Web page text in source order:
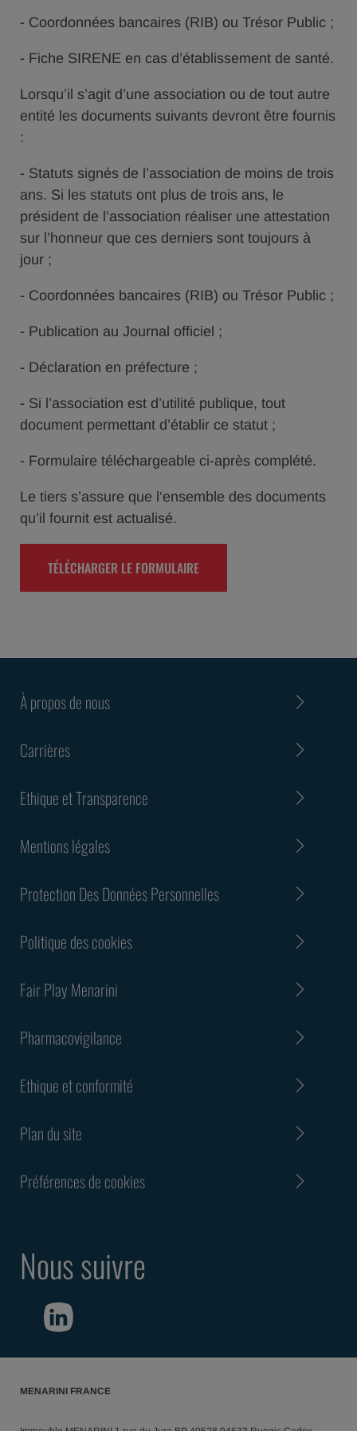
- Coordonnées bancaires (RIB) ou Trésor Public ;
- Fiche SIRENE en cas d’établissement de santé.
Lorsqu’il s’agit d’une association ou de tout autre
entité les documents suivants devront être fournis
:
- Statuts signés de l’association de moins de trois
ans. Si les statuts ont plus de trois ans, le
président de l’association réaliser une attestation
sur l’honneur que ces derniers sont toujours à
jour ;
- Coordonnées bancaires (RIB) ou Trésor Public ;
- Publication au Journal officiel ;
- Déclaration en préfecture ;
- Si l’association est d’utilité publique, tout
document permettant d’établir ce statut ;
- Formulaire téléchargeable ci-après complété.
Le tiers s’assure que l‘ensemble des documents
qu’il fournit est actualisé.
TÉLÉCHARGER LE FORMULAIRE
À propos de nous
Carrières
Ethique et Transparence
Mentions légales
Protection Des Données Personnelles
Politique des cookies
Fair Play Menarini
Pharmacovigilance
Ethique et conformité
Plan du site
Préférences de cookies
Nous suivre
MENARINI FRANCE